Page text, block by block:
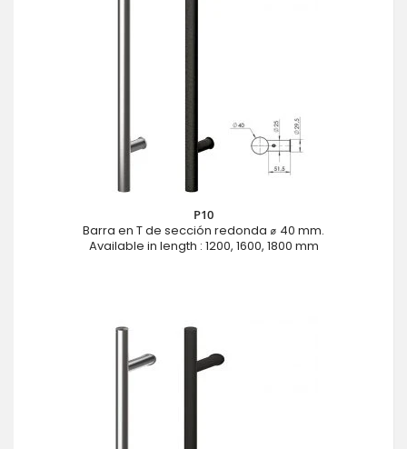
P10
Barra en T de sección redonda ⌀ 40 mm.
Available in length : 1200, 1600, 1800 mm